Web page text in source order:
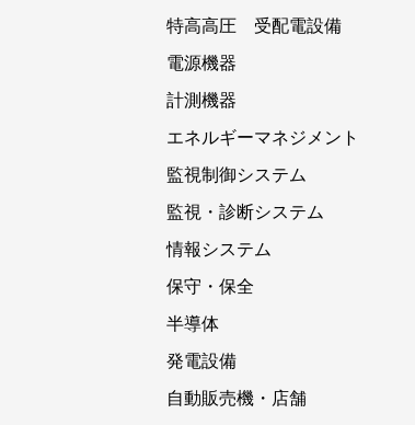
特高高圧 受配電設備
電源機器
計測機器
エネルギーマネジメント
監視制御システム
監視・診断システム
情報システム
保守・保全
半導体
発電設備
自動販売機・店舗